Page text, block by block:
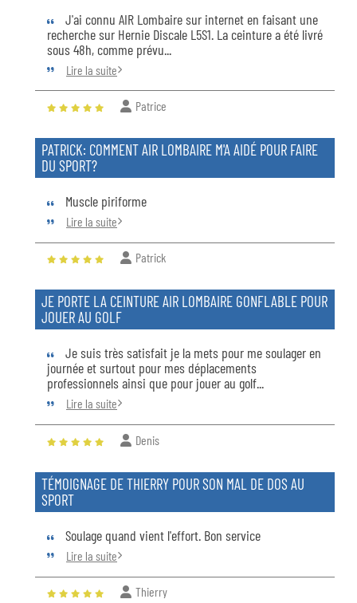
J'ai connu AIR Lombaire sur internet en faisant une
recherche sur Hernie Discale L5S1. La ceinture a été livré
sous 48h, comme prévu...
Lire la suite
Patrice
PATRICK: COMMENT AIR LOMBAIRE M'A AIDÉ POUR FAIRE
DU SPORT?
Muscle piriforme
Lire la suite
Patrick
JE PORTE LA CEINTURE AIR LOMBAIRE GONFLABLE POUR
JOUER AU GOLF
Je suis très satisfait je la mets pour me soulager en
journée et surtout pour mes déplacements
professionnels ainsi que pour jouer au golf...
Lire la suite
Denis
TÉMOIGNAGE DE THIERRY POUR SON MAL DE DOS AU
SPORT
Soulage quand vient l'effort. Bon service
Lire la suite
Thierry